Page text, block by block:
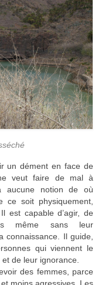
un dément en face de
veut faire de mal à
aucune notion de où
ce soit physiquement,
est capable d’agir, de
même sans leur
connaissance. Il guide,
qui viennent le
de leur ignorance.
des femmes, parce